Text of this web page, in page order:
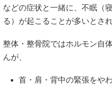
などの症状と一緒に、不眠（
る）が起こることが多いとさ
整体・整骨院ではホルモン自
んが、
首・肩・背中の緊張をや